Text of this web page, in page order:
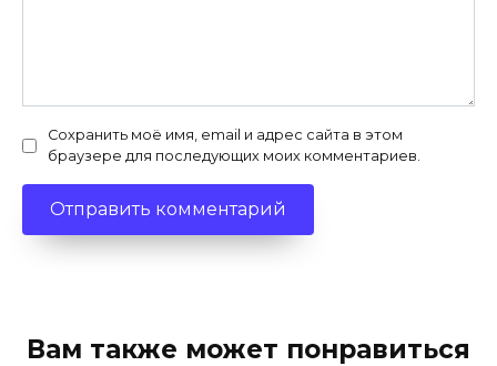
Сохранить моё имя, email и адрес сайта в этом
браузере для последующих моих комментариев.
Вам также может понравиться